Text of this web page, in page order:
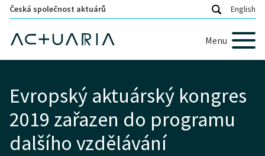
Česká společnost aktuárů English
Menu
Evropský aktuárský kongres
2019 zařazen do programu
dalšího vzdělávání